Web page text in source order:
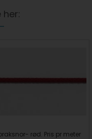
her:
rød. Pris pr meter